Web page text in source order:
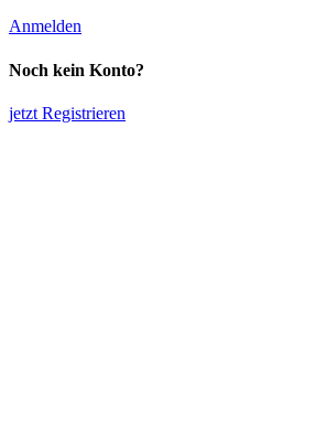
Anmelden
Noch kein Konto?
jetzt Registrieren